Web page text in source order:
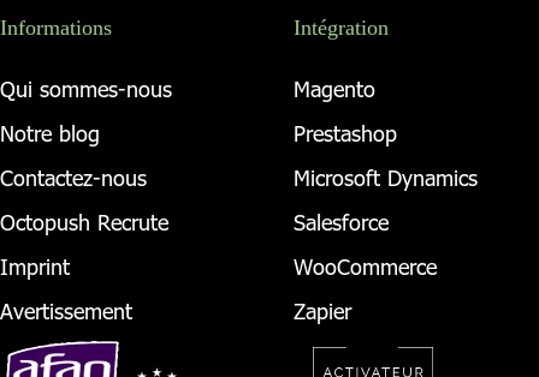
Informations
Qui sommes-nous
Notre blog
Contactez-nous
Octopush Recrute
Imprint
Avertissement
Intégration
Magento
Prestashop
Microsoft Dynamics
Salesforce
WooCommerce
Zapier